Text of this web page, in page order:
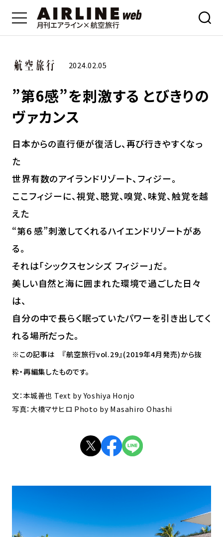
2024.02.05
”第6感”を刺激する とびきりの
ヴァカンス
日本からの直行便が復活し、再び行きやすくなっ
た
世界有数のアイランドリゾート、フィジー。
ここフィジーに、視覚、聴覚、嗅覚、味覚、触覚を越
えた
“第6 感”刺激してくれるハイエンドリゾートがあ
る。
それは「シックスセンシズ フィジー」だ。
美しい自然と海に囲まれた環境で過ごした日々
は、
自分の中で長らく眠っていたパワーを引き出してく
れる場所だった。
※この記事は 『航空旅行vol.29』(2019年4月発売)から抜
粋・再編集したものです。
文：本城善也 Text by Yoshiya Honjo
写真：大橋マサヒロ Photo by Masahiro Ohashi